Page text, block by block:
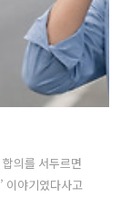
의를 서두르면
이야기였다사고